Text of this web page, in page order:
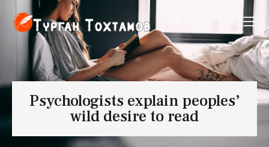
Psychologists explain peoples’
wild desire to read